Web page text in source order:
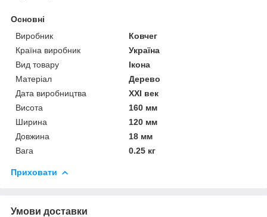
Основні
Виробник
Ковчег
Країна виробник
Україна
Вид товару
Ікона
Матеріал
Дерево
Дата виробництва
XXI век
Висота
160 мм
Ширина
120 мм
Довжина
18 мм
Вага
0.25 кг
Приховати
Умови доставки